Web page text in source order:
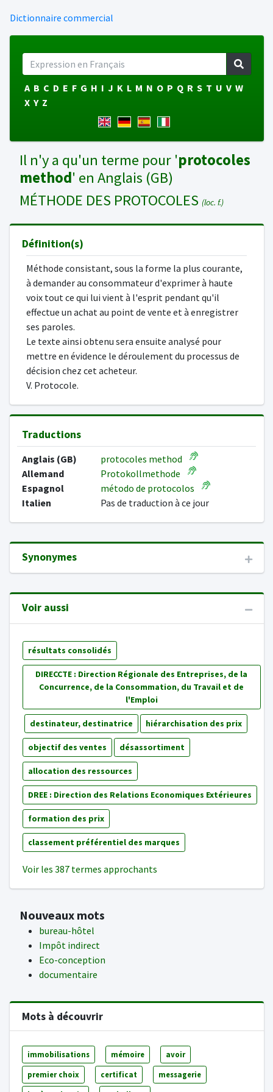
Dictionnaire commercial
A B C D E F G H I J K L M N O P Q R S T U V W
X Y Z
Il n'y a qu'un terme pour 'protocoles
method' en Anglais (GB)
MÉTHODE DES PROTOCOLES (loc. f.)
Définition(s)
Méthode consistant, sous la forme la plus courante,
à demander au consommateur d'exprimer à haute
voix tout ce qui lui vient à l'esprit pendant qu'il
effectue un achat au point de vente et à enregistrer
ses paroles.
Le texte ainsi obtenu sera ensuite analysé pour
mettre en évidence le déroulement du processus de
décision chez cet acheteur.
V. Protocole.
Traductions
Anglais (GB)
protocoles method
Allemand
Protokollmethode
Espagnol
método de protocolos
Italien
Pas de traduction à ce jour
Synonymes
Voir aussi
résultats consolidés
DIRECCTE : Direction Régionale des Entreprises, de la
Concurrence, de la Consommation, du Travail et de
l'Emploi
destinateur, destinatrice hiérarchisation des prix
objectif des ventes désassortiment
allocation des ressources
DREE : Direction des Relations Economiques Extérieures
formation des prix
classement préférentiel des marques
Voir les 387 termes approchants
Nouveaux mots
bureau-hôtel
Impôt indirect
Eco-conception
documentaire
Mots à découvrir
immobilisations mémoire avoir
premier choix certificat messagerie